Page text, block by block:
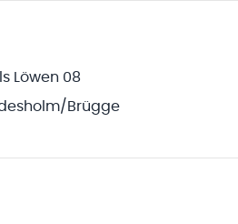
Löwen 08
Brügge